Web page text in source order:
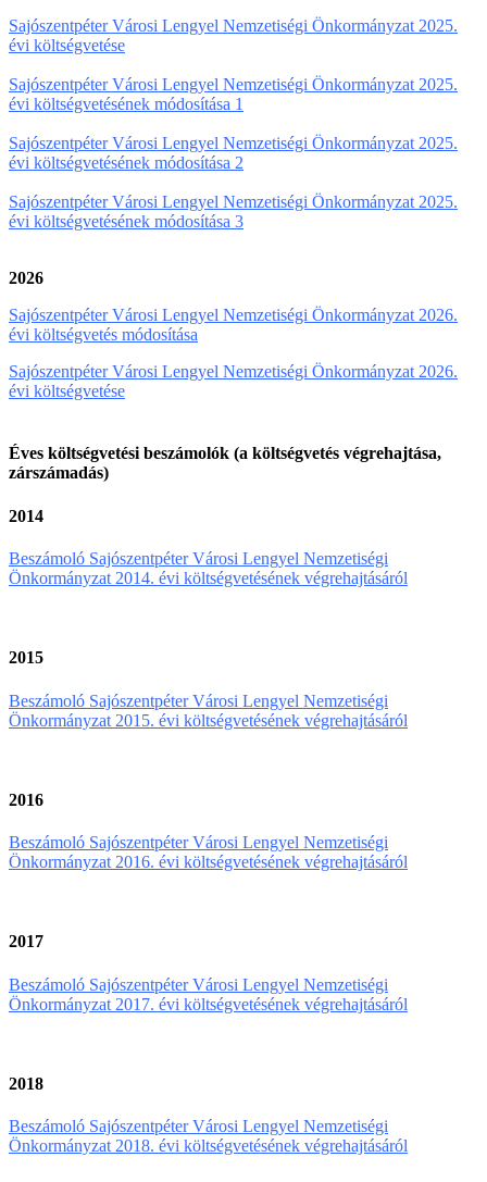
Sajószentpéter Városi Lengyel Nemzetiségi Önkormányzat 2025.
évi költségvetése
Sajószentpéter Városi Lengyel Nemzetiségi Önkormányzat 2025.
évi költségvetésének módosítása 1
Sajószentpéter Városi Lengyel Nemzetiségi Önkormányzat 2025.
évi költségvetésének módosítása 2
Sajószentpéter Városi Lengyel Nemzetiségi Önkormányzat 2025.
évi költségvetésének módosítása 3
2026
Sajószentpéter Városi Lengyel Nemzetiségi Önkormányzat 2026.
évi költségvetés módosítása
Sajószentpéter Városi Lengyel Nemzetiségi Önkormányzat 2026.
évi költségvetése
Éves költségvetési beszámolók (a költségvetés végrehajtása,
zárszámadás)
2014
Beszámoló Sajószentpéter Városi Lengyel Nemzetiségi
Önkormányzat 2014. évi költségvetésének végrehajtásáról
2015
Beszámoló Sajószentpéter Városi Lengyel Nemzetiségi
Önkormányzat 2015. évi költségvetésének végrehajtásáról
2016
Beszámoló Sajószentpéter Városi Lengyel Nemzetiségi
Önkormányzat 2016. évi költségvetésének végrehajtásáról
2017
Beszámoló Sajószentpéter Városi Lengyel Nemzetiségi
Önkormányzat 2017. évi költségvetésének végrehajtásáról
2018
Beszámoló Sajószentpéter Városi Lengyel Nemzetiségi
Önkormányzat 2018. évi költségvetésének végrehajtásáról